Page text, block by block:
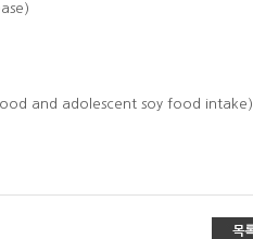
and adolescent soy food intake)